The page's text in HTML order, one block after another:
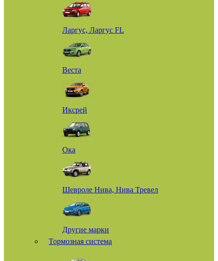
Ларгус, Ларгус FL
Веста
Иксрей
Ока
Шевроле Нива, Нива Тревел
Другие марки
Тормозная система